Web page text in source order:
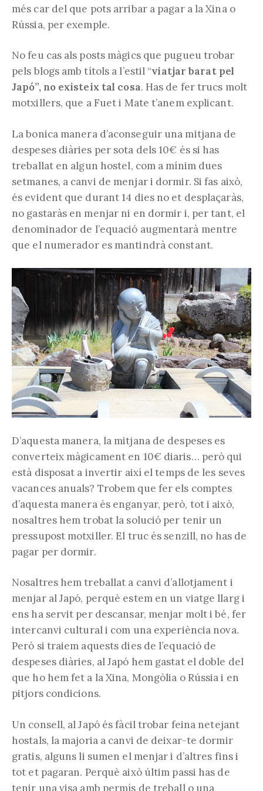
més car del que pots arribar a pagar a la Xina o
Rússia, per exemple.
No feu cas als posts màgics que pugueu trobar
pels blogs amb títols a l’estil “viatjar barat pel
Japó”, no existeix tal cosa. Has de fer trucs molt
motxillers, que a Fuet i Mate t’anem explicant.
La bonica manera d’aconseguir una mitjana de
despeses diàries per sota dels 10€ és si has
treballat en algun hostel, com a mínim dues
setmanes, a canvi de menjar i dormir. Si fas això,
és evident que durant 14 dies no et desplaçaràs,
no gastaràs en menjar ni en dormir i, per tant, el
denominador de l’equació augmentarà mentre
que el numerador es mantindrà constant.
D’aquesta manera, la mitjana de despeses es
converteix màgicament en 10€ diaris… però qui
està disposat a invertir així el temps de les seves
vacances anuals? Trobem que fer els comptes
d’aquesta manera és enganyar, però, tot i això,
nosaltres hem trobat la solució per tenir un
pressupost motxiller. El truc és senzill, no has de
pagar per dormir.
Nosaltres hem treballat a canvi d’allotjament i
menjar al Japó, perquè estem en un viatge llarg i
ens ha servit per descansar, menjar molt i bé, fer
intercanvi cultural i com una experiència nova.
Però si traiem aquests dies de l’equació de
despeses diàries, al Japó hem gastat el doble del
que ho hem fet a la Xina, Mongòlia o Rússia i en
pitjors condicions.
Un consell, al Japó és fàcil trobar feina netejant
hostals, la majoria a canvi de deixar-te dormir
gratis, alguns li sumen el menjar i d’altres fins i
tot et pagaran. Perquè això últim passi has de
tenir una visa amb permís de treball o una